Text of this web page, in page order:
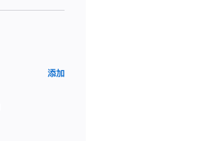
添加AppleCare+